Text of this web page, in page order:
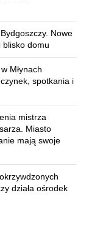
Nowe
blisko domu
Młynach
spotkania i
mistrza
Miasto
mają swoje
działa ośrodek